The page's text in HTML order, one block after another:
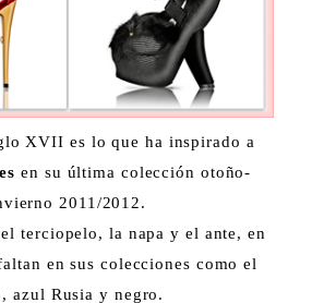
XVII es lo que ha inspirado a
en su última colección otoño-
2011/2012.
terciopelo, la napa y el ante, en
en sus colecciones como el
azul Rusia y negro.